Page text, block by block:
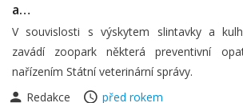
a…
V souvislosti s výskytem slintavky a
zavádí zoopark některá preventivní
nařízením Státní veterinární správy.
Redakce
před rokem